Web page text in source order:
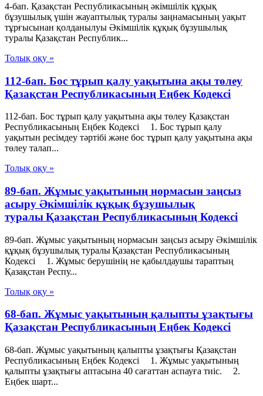
4-бап. Қазақстан Республикасының әкiмшiлiк құқық
бұзушылық үшiн жауаптылық туралы заңнамасының уақыт
тұрғысынан қолданылуы Әкімшілік құқық бұзушылық
туралы Қазақстан Республик...
Толық оқу »
112-бап. Бос тұрып қалу уақытына ақы төлеу
Қазақстан Республикасының Еңбек Кодексі
112-бап. Бос тұрып қалу уақытына ақы төлеу Қазақстан
Республикасының Еңбек Кодексі 1. Бос тұрып қалу
уақытын ресімдеу тәртібі және бос тұрып қалу уақытына ақы
төлеу талап...
Толық оқу »
89-бап. Жұмыс уақытының нормасын заңсыз
асыру Әкімшілік құқық бұзушылық
туралы Қазақстан Республикасының Кодексі
89-бап. Жұмыс уақытының нормасын заңсыз асыру Әкімшілік
құқық бұзушылық туралы Қазақстан Республикасының
Кодексі 1. Жұмыс берушінің не қабылдаушы тараптың
Қазақстан Респу...
Толық оқу »
68-бап. Жұмыс уақытының қалыпты ұзақтығы
Қазақстан Республикасының Еңбек Кодексі
68-бап. Жұмыс уақытының қалыпты ұзақтығы Қазақстан
Республикасының Еңбек Кодексі 1. Жұмыс уақытының
қалыпты ұзақтығы аптасына 40 сағаттан аспауға тиіс. 2.
Еңбек шарт...